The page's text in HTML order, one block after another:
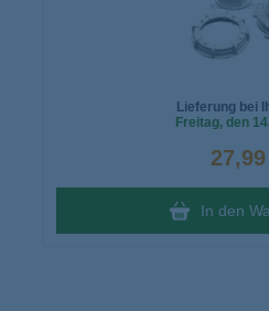
Lieferung bei
Freitag, den
In den